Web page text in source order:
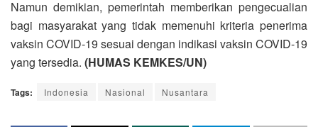
Namun demikian, pemerintah memberikan pengecualian
bagi masyarakat yang tidak memenuhi kriteria penerima
vaksin COVID-19 sesuai dengan indikasi vaksin COVID-19
yang tersedia. (HUMAS KEMKES/UN)
Tags: Indonesia Nasional Nusantara